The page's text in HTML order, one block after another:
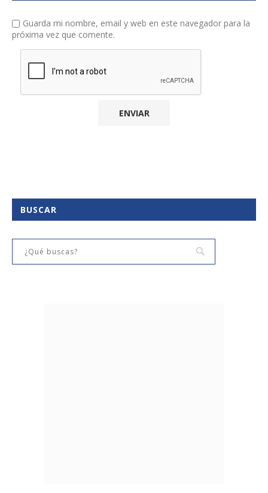
Guarda mi nombre, email y web en este navegador para la
próxima vez que comente.
BUSCAR